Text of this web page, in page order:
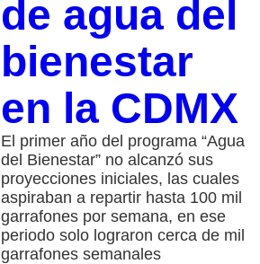
de agua del
bienestar
en la CDMX
El primer año del programa “Agua
del Bienestar” no alcanzó sus
proyecciones iniciales, las cuales
aspiraban a repartir hasta 100 mil
garrafones por semana, en ese
periodo solo lograron cerca de mil
garrafones semanales